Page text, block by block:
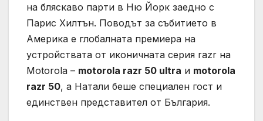
на бляскаво парти в Ню Йорк заедно с
Парис Хилтън. Поводът за събитието в
Америка е глобалната премиера на
устройствата от иконичната серия razr на
Motorola – motorola razr 50 ultra и motorola
razr 50, а Натали беше специален гост и
единствен представител от България.